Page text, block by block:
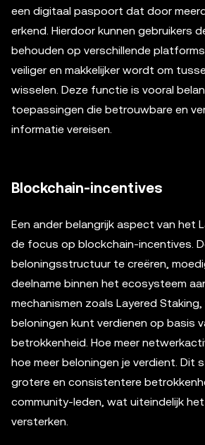
een digitaal paspoort dat door
erkend. Hierdoor kunnen gebruikers
behouden op verschillende
veiliger en makkelijker wordt om
wisselen. Deze functie is vooral
toepassingen die betrouwbare en
informatie vereisen.
Blockchain-incentives
Een ander belangrijk aspect van het
de focus op blockchain-incentives.
beloningsstructuur te creëren,
deelname binnen het ecosysteem
mechanismen zoals Layered Staking,
beloningen kunt verdienen op basis
betrokkenheid. Hoe meer
hoe meer beloningen je verdient. Dit
grotere en consistentere
community-leden, wat uiteindelijk
versterken.